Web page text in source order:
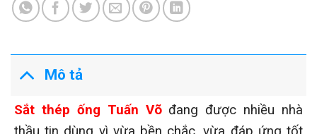
Mô tả
Sắt thép ống Tuấn Võđang được nhiều nhà
thầu tin dùng vì vừa bền chắc, vừa đáp ứng tốt